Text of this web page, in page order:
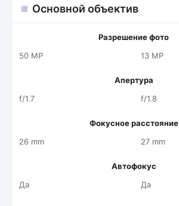
Основной объектив
Разрешение фото
50 MP
13 MP
Апертура
f/1.7
f/1.8
Фокусное расстояние
26 mm
27 mm
Автофокус
Да
Да